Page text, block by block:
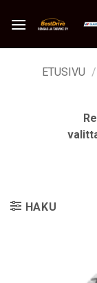
ETUSIVU /
HAKU